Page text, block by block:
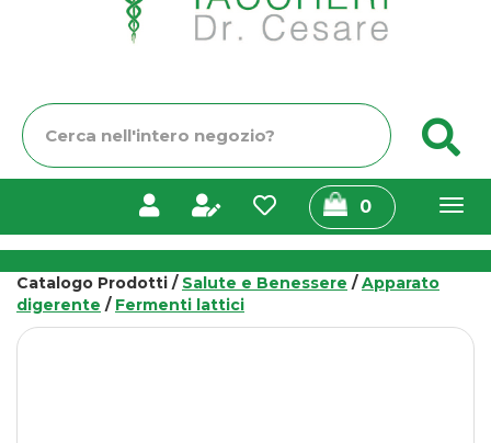
Cerca
Prodotto
0prodotti
inseriti
Catalogo Prodotti / Salute e Benessere /Apparato
digerente / Fermenti lattici